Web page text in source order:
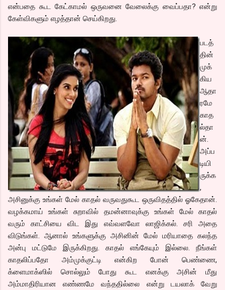
என்பதை கூட கேட்காமல் ஒருவனை வேலைக்கு வைப்பதா? என்று
கேள்விகளும் எழத்தான் செய்கிறது.
படத்
தின்
முக்
கிய
ஆதா
ரமே
காத
ல்தா
ன்.
அப்ப
டியி
ருக்க
,
அசினுக்கு உங்கள் மேல் காதல் வருவதுகூட ஒருவிதத்தில் ஓகேதான்.
வழக்கமாய் உங்கள் சுறாவில் தமன்னாவுக்கு உங்கள் மேல் காதல்
வரும் காட்சியை விட இது எவ்வளவோ லாஜிக்கல். சரி அதை
விடுங்கள். ஆனால் உங்களுக்கு அசினின் மேல் மரியாதை கலந்த
அன்பு மட்டுமே இருக்கிறது. காதல் எங்கேயும் இல்லை. நீங்கள்
காதலிப்பதோ அம்முக்குட்டி என்கிற போன் பெண்ணை,
க்ளைமாக்ஸில் சொல்லும் போது கூட எனக்கு அசின் மீது
அம்மாதிரியான எண்ணமே வந்ததில்லை என்று டயலாக் வேறு